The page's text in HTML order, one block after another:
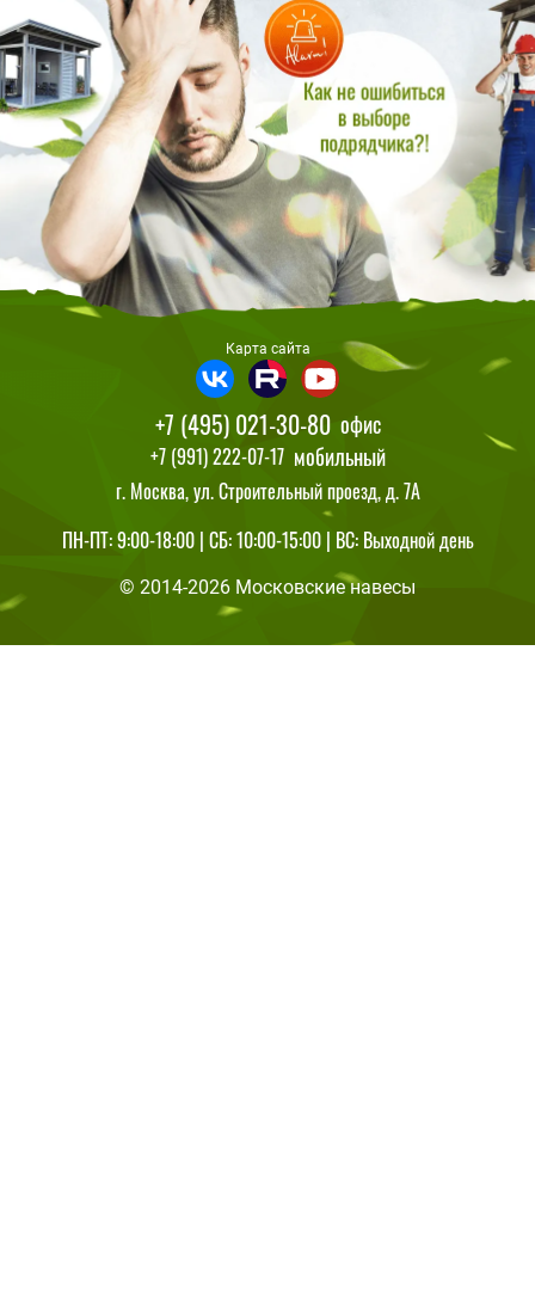
ПН-ПТ: 9:00-18:00 | СБ: 10:00-15:00 | ВС: Выходной день
© 2014-2026 Московские навесы
+7 (495) 021-30-80 офис
+7 (991) 222-07-17 мобильный
г. Москва, ул. Строительный проезд, д. 7А
Карта сайта